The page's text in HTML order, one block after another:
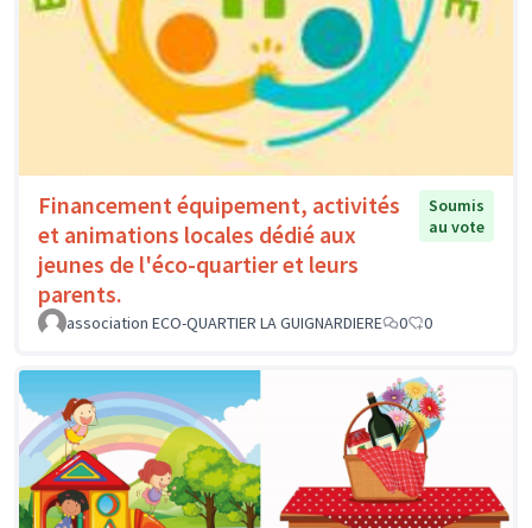
Financement équipement, activités
et animations locales dédié aux
jeunes de l'éco-quartier et leurs
parents.
Soumis
au vote
association ECO-QUARTIER LA GUIGNARDIERE 0 0